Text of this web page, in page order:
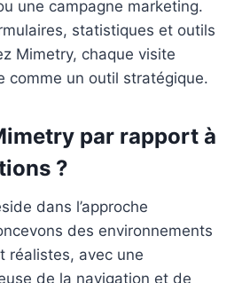
une campagne marketing.
statistiques et outils
Mimetry, chaque visite
comme un outil stratégique.
par rapport à
?
dans l’approche
des environnements
réalistes, avec une
de la navigation et de